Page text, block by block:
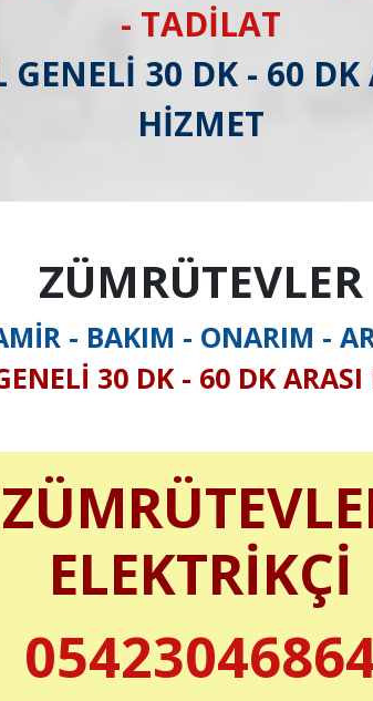
- TADİLAT
GENELİ 30 DK - 60 DK
HİZMET
ZÜMRÜTEVLER
- BAKIM - ONARIM -
30 DK - 60 DK
ELEKTRİKÇİ